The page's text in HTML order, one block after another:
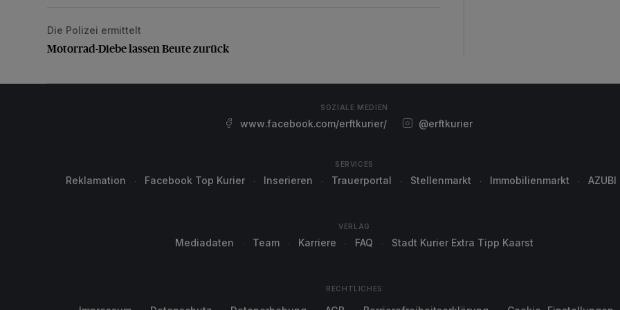
Motorrad-Diebe lassen Beute zurück
Die Polizei ermittelt
Motorrad-Diebe lassen Beute zurück
SOZIALE MEDIEN
www.facebook.com/erftkurier/ @erftkurier
SERVICES
Reklamation Facebook Top Kurier Inserieren Trauerportal Stellenmarkt Immobilienmarkt AZUBI
VERLAG
Mediadaten Team Karriere FAQ Stadt Kurier Extra Tipp Kaarst
RECHTLICHES